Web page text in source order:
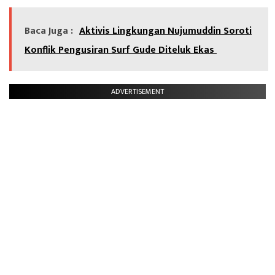
Baca Juga : Aktivis Lingkungan Nujumuddin Soroti
Konflik Pengusiran Surf Gude Diteluk Ekas
ADVERTISEMENT